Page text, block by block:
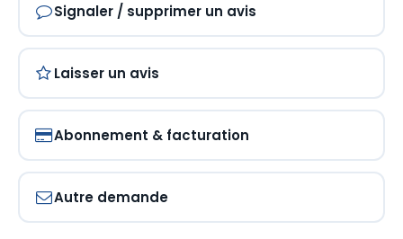
Signaler / supprimer un avis
Laisser un avis
Abonnement & facturation
Autre demande